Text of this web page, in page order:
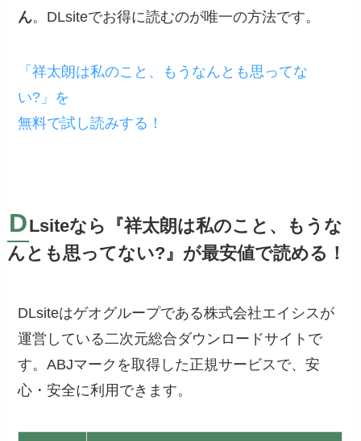
ん。DLsiteでお得に読むのが唯一の方法です。
「祥太朗は私のこと、もうなんとも思ってな
い?」を
無料で試し読みする！
DLsiteなら『祥太朗は私のこと、もうな
んとも思ってない?』が最安値で読める！
DLsiteはゲオグループである株式会社エイシスが
運営している二次元総合ダウンロードサイトで
す。ABJマークを取得した正規サービスで、安
心・安全に利用できます。